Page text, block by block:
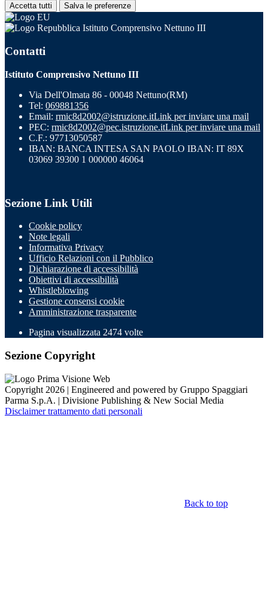
Accetta tutti Salva le preferenze
Istituto Comprensivo Nettuno III
Contatti
Istituto Comprensivo Nettuno III
Via Dell'Olmata 86 - 00048 Nettuno(RM)
Tel: 069881356
Email: rmic8d2002@istruzione.itLink per inviare una mail
PEC: rmic8d2002@pec.istruzione.itLink per inviare una mail
C.F.: 97713050587
IBAN: BANCA INTESA SAN PAOLO IBAN: IT 89X
03069 39300 1 000000 46064
Sezione Link Utili
Cookie policy
Note legali
Informativa Privacy
Ufficio Relazioni con il Pubblico
Dichiarazione di accessibilità
Obiettivi di accessibilità
Whistleblowing
Gestione consensi cookie
Amministrazione trasparente
Pagina visualizzata 2474 volte
Sezione Copyright
Copyright 2026 | Engineered and powered by Gruppo Spaggiari
Parma S.p.A. | Divisione Publishing & New Social Media
Disclaimer trattamento dati personali
Back to top